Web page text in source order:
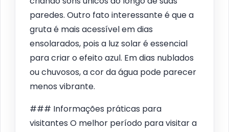
paredes. Outro fato interessante é que a
gruta é mais acessível em dias
ensolarados, pois a luz solar é essencial
para criar o efeito azul. Em dias nublados
ou chuvosos, a cor da água pode parecer
menos vibrante.
### Informações práticas para
visitantes O melhor período para visitar a